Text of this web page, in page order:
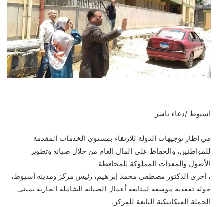
اسيوط /دعاء ياسر
في إطار توجيهات الدولة للارتقاء بمستوى الخدمات المقدمة
للمواطنين، والحفاظ على المال العام من خلال صيانة وتطوير
الأصول والمعدات المملوكة للمحافظة
، أجرى الدكتور مصطفى محمد إبراهيم، رئيس مركز ومدينة أسيوط،
جولة تفقدية موسعة لمتابعة أعمال الصيانة الشاملة الجارية بمبنى
الحملة الميكانيكية التابعة للمركز.